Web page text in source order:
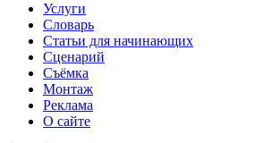
Услуги
Словарь
Статьи для начинающих
Сценарий
Съёмка
Монтаж
Реклама
О сайте